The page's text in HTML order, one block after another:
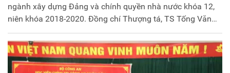
ngành xây dựng Đảng và chính quyền nhà nước khóa 12,
niên khóa 2018-2020. Đồng chí Thượng tá, TS Tống Văn
Khuông, Phó Giám đốc Học viện chủ trì buổi Lễ. Tham dự
có đồng chí Đại tá TS Đặng Việt Xô, Phó Cục trưởng, Cục
Đào tạo; đại diện lãnh đạo một số đơn vị chức năng của
Học viện Chính trị Công an nhân dân và toàn thể học viên